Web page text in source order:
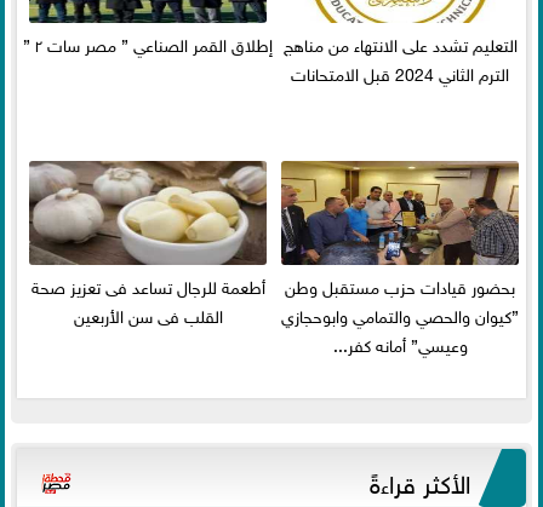
التعليم تشدد على الانتهاء من مناهج
الترم الثاني 2024 قبل الامتحانات
إطلاق القمر الصناعي ” مصر سات ٢ ”
بحضور قيادات حزب مستقبل وطن
”كيوان والحصي والتمامي وابوحجازي
وعيسي” أمانه كفر...
أطعمة للرجال تساعد فى تعزيز صحة
القلب فى سن الأربعين
الأكثر قراءةً